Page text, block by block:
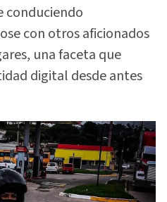
conduciendo
con otros aficionados
una faceta que
digital desde antes